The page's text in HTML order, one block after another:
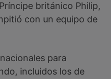
británico Philip,
con un equipo de
para
incluidos los de